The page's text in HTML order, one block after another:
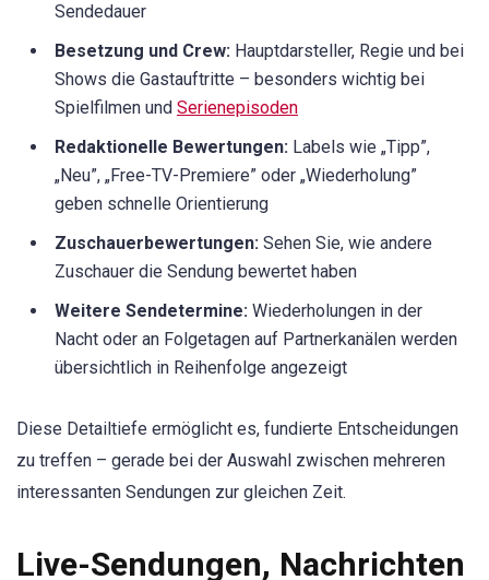
Sendedauer
Besetzung und Crew: Hauptdarsteller, Regie und bei
Shows die Gastauftritte – besonders wichtig bei
Spielfilmen und Serienepisoden
Redaktionelle Bewertungen: Labels wie „Tipp”,
„Neu”, „Free-TV-Premiere” oder „Wiederholung”
geben schnelle Orientierung
Zuschauerbewertungen: Sehen Sie, wie andere
Zuschauer die Sendung bewertet haben
Weitere Sendetermine: Wiederholungen in der
Nacht oder an Folgetagen auf Partnerkanälen werden
übersichtlich in Reihenfolge angezeigt
Diese Detailtiefe ermöglicht es, fundierte Entscheidungen
zu treffen – gerade bei der Auswahl zwischen mehreren
interessanten Sendungen zur gleichen Zeit.
Live-Sendungen, Nachrichten